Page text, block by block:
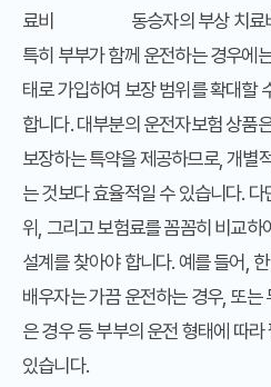
료비
동승자의 부상 치료
특히 부부가 함께 운전하는 경우에
태로 가입하여 보장 범위를 확대할
합니다. 대부분의 운전자보험 상품
보장하는 특약을 제공하므로, 개별
는 것보다 효율적일 수 있습니다.
위, 그리고 보험료를 꼼꼼히 비교하
설계를 찾아야 합니다. 예를 들어,
배우자는 가끔 운전하는 경우, 또는
은 경우 등 부부의 운전 형태에 따
있습니다.